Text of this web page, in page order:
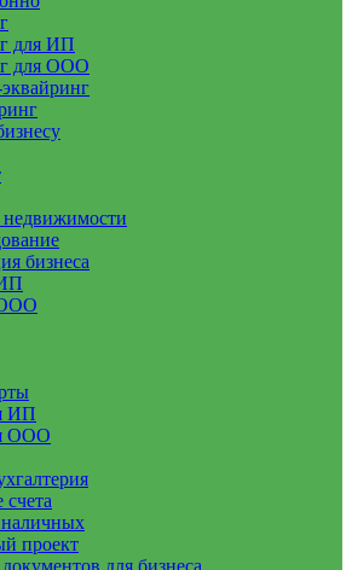
для ИП
для ООО
недвижимости
бизнеса
ИП
ООО
проект
для бизнеса